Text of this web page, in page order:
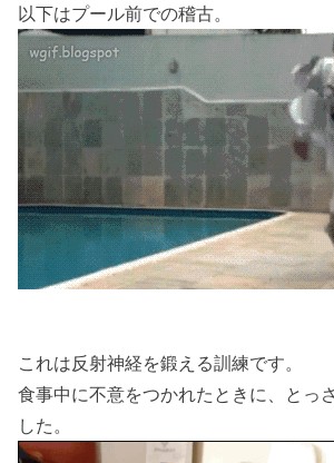
以下はプール前での稽古。
これは反射神経を鍛える訓練です。
食事中に不意をつかれたときに、とっ
した。